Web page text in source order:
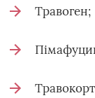
Травоген;